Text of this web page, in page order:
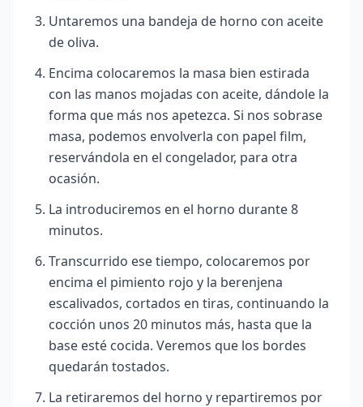
Untaremos una bandeja de horno con aceite
de oliva.
Encima colocaremos la masa bien estirada
con las manos mojadas con aceite, dándole la
forma que más nos apetezca. Si nos sobrase
masa, podemos envolverla con papel film,
reservándola en el congelador, para otra
ocasión.
La introduciremos en el horno durante 8
minutos.
Transcurrido ese tiempo, colocaremos por
encima el pimiento rojo y la berenjena
escalivados, cortados en tiras, continuando la
cocción unos 20 minutos más, hasta que la
base esté cocida. Veremos que los bordes
quedarán tostados.
La retiraremos del horno y repartiremos por